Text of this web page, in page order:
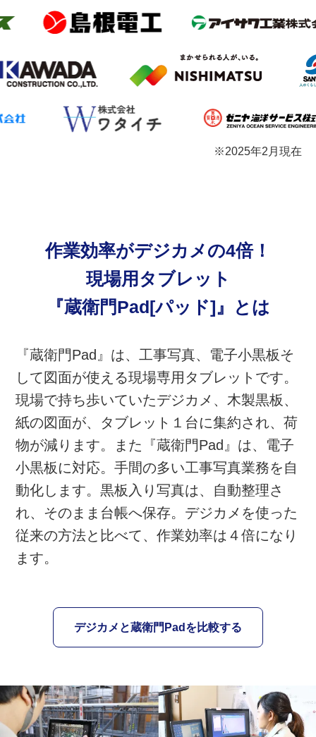
※2025年2月現在
作業効率がデジカメの4倍！
現場用タブレット
『蔵衛門Pad[パッド]』とは
『蔵衛門Pad』は、工事写真、電子小黒板そ
して図面が使える現場専用タブレットです。
現場で持ち歩いていたデジカメ、木製黒板、
紙の図面が、タブレット１台に集約され、荷
物が減ります。また『蔵衛門Pad』は、電子
小黒板に対応。手間の多い工事写真業務を自
動化します。黒板入り写真は、自動整理さ
れ、そのまま台帳へ保存。デジカメを使った
従来の方法と比べて、作業効率は４倍になり
ます。
デジカメと蔵衛門Padを比較する